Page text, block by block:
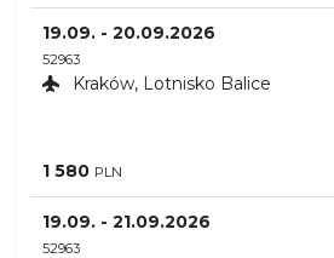
19.09. - 20.09.2026
52963
Kraków, Lotnisko Balice
1 580 PLN
19.09. - 21.09.2026
52963